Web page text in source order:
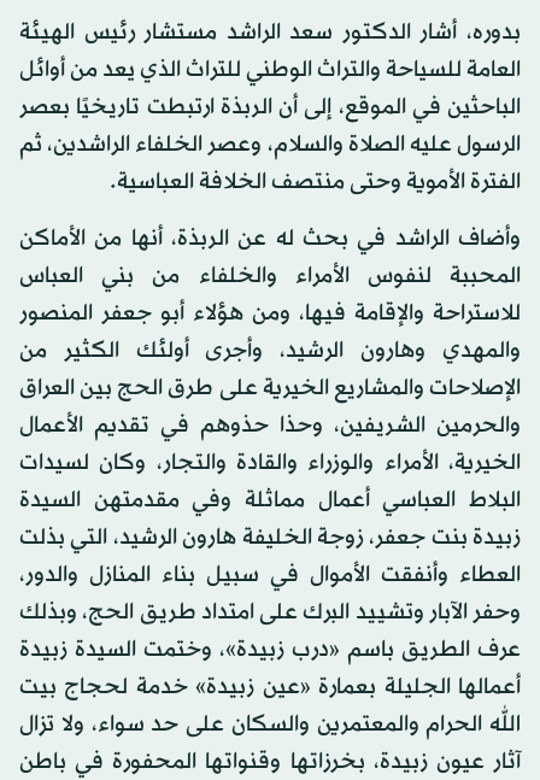
بدوره، أشار الدكتور سعد الراشد مستشار رئيس الهيئة
العامة للسياحة والتراث الوطني للتراث الذي يعد من أوائل
الباحثين في الموقع، إلى أن الربذة ارتبطت تاريخيًا بعصر
الرسول عليه الصلاة والسلام، وعصر الخلفاء الراشدين، ثم
الفترة الأموية وحتى منتصف الخلافة العباسية.
وأضاف الراشد في بحث له عن الربذة، أنها من الأماكن
المحببة لنفوس الأمراء والخلفاء من بني العباس
للاستراحة والإقامة فيها، ومن هؤلاء أبو جعفر المنصور
والمهدي وهارون الرشيد، وأجرى أولئك الكثير من
الإصلاحات والمشاريع الخيرية على طرق الحج بين العراق
والحرمين الشريفين، وحذا حذوهم في تقديم الأعمال
الخيرية، الأمراء والوزراء والقادة والتجار، وكان لسيدات
البلاط العباسي أعمال مماثلة وفي مقدمتهن السيدة
زبيدة بنت جعفر، زوجة الخليفة هارون الرشيد، التي بذلت
العطاء وأنفقت الأموال في سبيل بناء المنازل والدور،
وحفر الآبار وتشييد البرك على امتداد طريق الحج، وبذلك
عرف الطريق باسم «درب زبيدة»، وختمت السيدة زبيدة
أعمالها الجليلة بعمارة «عين زبيدة» خدمة لحجاج بيت
الله الحرام والمعتمرين والسكان على حد سواء، ولا تزال
آثار عيون زبيدة، بخرزاتها وقنواتها المحفورة في باطن